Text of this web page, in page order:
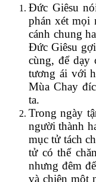
Đức Giêsu
phán xét mọi
cánh chung
Đức Giêsu
cùng, để dạy
tương ái với
Mùa Chay
ta.
Trong ngày
người thành
mục tử tách
tử có thể
nhưng đêm
và chiên một